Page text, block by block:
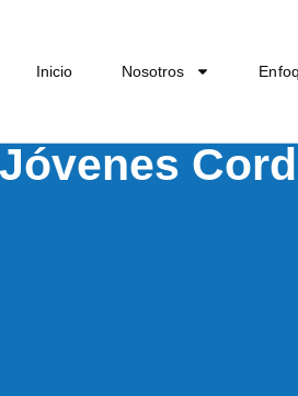
Inicio Nosotros